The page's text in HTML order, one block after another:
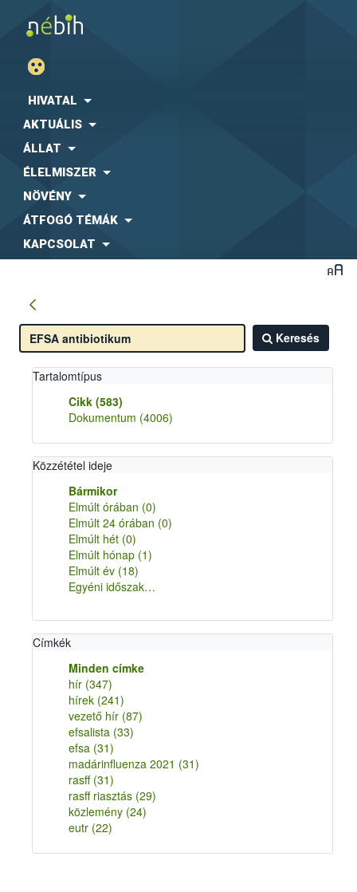
HIVATAL
AKTUÁLIS
ÁLLAT
ÉLELMISZER
NÖVÉNY
ÁTFOGÓ TÉMÁK
KAPCSOLAT
Keresés
Tartalomtípus
Cikk (583)
Dokumentum (4006)
Közzététel ideje
Bármikor
Elmúlt órában (0)
Elmúlt 24 órában (0)
Elmúlt hét (0)
Elmúlt hónap (1)
Elmúlt év (18)
Egyéni időszak…
Címkék
Minden címke
hír (347)
hírek (241)
vezető hír (87)
efsalista (33)
efsa (31)
madárinfluenza 2021 (31)
rasff (31)
rasff riasztás (29)
közlemény (24)
eutr (22)